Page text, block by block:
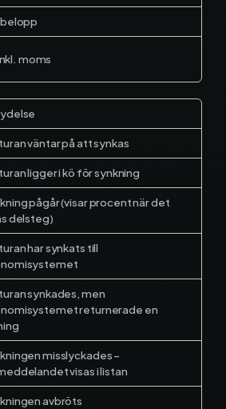
Signatur
Fakturering
Kontakt och support
Telefon: 0300-120 11
Mån - Fre 8:00 - 16:00
E-post:
Kundservice
Boka genomgång
moms
väntar på att synkas
ligger i kö för synkning
pågår (visar procent när det
delsteg)
har synkats till
synkades, men
returnerade en
misslyckades –
visas i listan
avbröts